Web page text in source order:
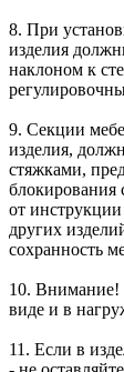
8. При
изделия
наклоном к
9. Секции
изделия,
стяжками,
блокирования
от
других
сохранность
10. Внимание!
виде и в
11. Если в